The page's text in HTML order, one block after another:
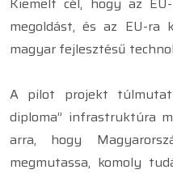
megoldást, és az EU-
magyar fejlesztésű
A pilot projekt túlmutat
diploma” infrastruktúra
arra, hogy
megmutassa, komoly